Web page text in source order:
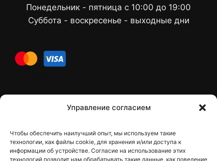
Управление согласием
Чтобы обеспечить наилучший опыт, мы используем такие
технологии, как файлы cookie, для хранения и/или доступа к
информации об устройстве. Согласие на использование этих
технологий позволит нам обрабатывать такие данные, как поведение
Понедельник - пятница с 10:00 до 19:00
Суббота - воскресенье - выходные дни
Контакти
Контакты